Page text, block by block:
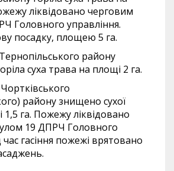
ліквідовано черговим
Головного управління.
посадку, площею 5 га.
району
суха трава на площі 2 га.
району знищено сухої
га. Пожежу ліквідовано
19 ДПРЧ Головного
час гасіння пожежі врятовано